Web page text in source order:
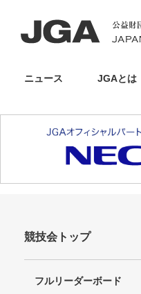
ニュース JGAとは
競技会トップ
フルリーダーボード